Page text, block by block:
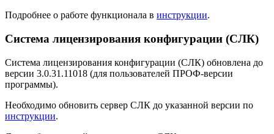
Подробнее о работе функционала в инструкции.
Система лицензирования конфигурации (СЛК)
Система лицензирования конфигурации (СЛК) обновлена до
версии 3.0.31.11018 (для пользователей ПРОФ-версии
программы).
Необходимо обновить сервер СЛК до указанной версии по
инструкции.